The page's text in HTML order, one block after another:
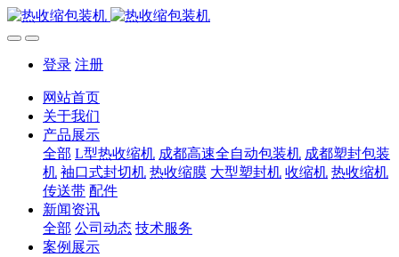
登录 注册
网站首页
关于我们
产品展示
全部 L型热收缩机 成都高速全自动包装机 成都塑封包装
机 袖口式封切机 热收缩膜 大型塑封机 收缩机 热收缩机
传送带 配件
新闻资讯
全部 公司动态 技术服务
案例展示